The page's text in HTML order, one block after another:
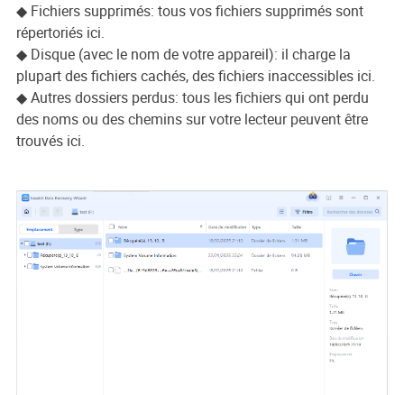
◆ Fichiers supprimés: tous vos fichiers supprimés sont
répertoriés ici.
◆ Disque (avec le nom de votre appareil): il charge la
plupart des fichiers cachés, des fichiers inaccessibles ici.
◆ Autres dossiers perdus: tous les fichiers qui ont perdu
des noms ou des chemins sur votre lecteur peuvent être
trouvés ici.